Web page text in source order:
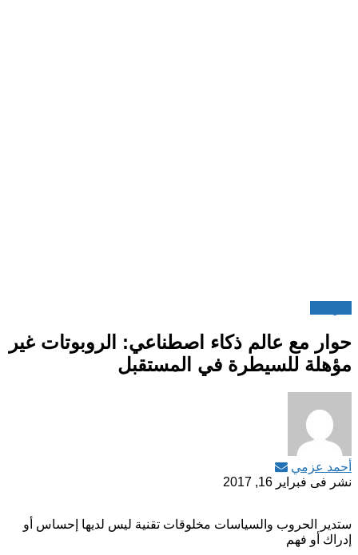
حوار مع عالم ذكاء اصطناعي: الروبوتات غير
مؤهلة للسيطرة في المستقبل
أحمد عزمي
نشر فى فبراير 16, 2017
ستدير الحروب والسياسات مخلوقات تقنية ليس لديها إحساس أو
إدراك أو فهم